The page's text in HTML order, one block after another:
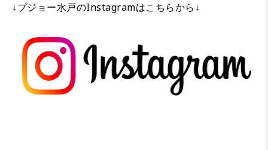
↓プジョー水戸のInstagramはこちらから↓